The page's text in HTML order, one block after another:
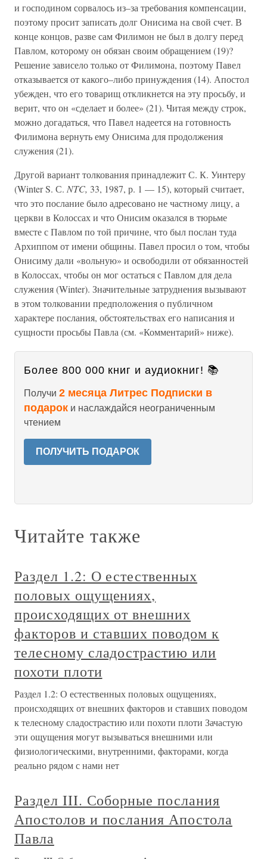
и господином сорвалось из–за требования компенсации,
поэтому просит записать долг Онисима на свой счет. В
конце концов, разве сам Филимон не был в долгу перед
Павлом, которому он обязан своим обращением (19)?
Решение зависело только от Филимона, поэтому Павел
отказывается от какого–либо принуждения (14). Апостол
убежден, что его товарищ откликнется на эту просьбу, и
верит, что он «сделает и более» (21). Читая между строк,
можно догадаться, что Павел надеется на готовность
Филимона вернуть ему Онисима для продолжения
служения (21).
Другой вариант толкования принадлежит С. К. Уинтеру
(Winter S. С. NTC, 33, 1987, р. 1 — 15), который считает,
что это послание было адресовано не частному лицу, а
церкви в Колоссах и что Онисим оказался в тюрьме
вместе с Павлом по той причине, что был послан туда
Архиппом от имени общины. Павел просил о том, чтобы
Онисиму дали «вольную» и освободили от обязанностей
в Колоссах, чтобы он мог остаться с Павлом для дела
служения (Winter). Значительные затруднения вызывают
в этом толковании предположения о публичном
характере послания, обстоятельствах его написания и
сущности просьбы Павла (см. «Комментарий» ниже).
Более 800 000 книг и аудиокниг! 📚
Получи 2 месяца Литрес Подписки в
подарок и наслаждайся неограниченным
чтением
ПОЛУЧИТЬ ПОДАРОК
Читайте также
Раздел 1.2: О естественных
половых ощущениях,
происходящих от внешних
факторов и ставших поводом к
телесному сладострастию или
похоти плоти
Раздел 1.2: О естественных половых ощущениях,
происходящих от внешних факторов и ставших поводом
к телесному сладострастию или похоти плоти Зачастую
эти ощущения могут вызываться внешними или
физиологическими, внутренними, факторами, когда
реально рядом с нами нет
Раздел III. Соборные послания
Апостолов и послания Апостола
Павла